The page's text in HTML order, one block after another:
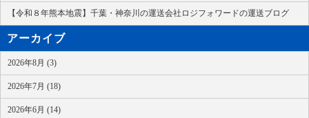
【令和８年熊本地震】千葉・神奈川の運送会社ロジフォワードの運送ブログ
アーカイブ
2026年8月 (3)
2026年7月 (18)
2026年6月 (14)